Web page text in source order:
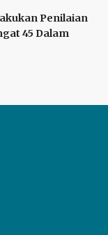
Penilaian
45 Dalam